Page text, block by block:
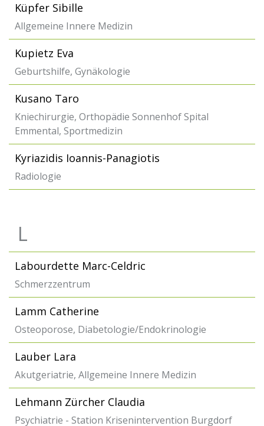
Küpfer Sibille
Allgemeine Innere Medizin
Kupietz Eva
Geburtshilfe, Gynäkologie
Kusano Taro
Kniechirurgie, Orthopädie Sonnenhof Spital
Emmental, Sportmedizin
Kyriazidis Ioannis-Panagiotis
Radiologie
L
Labourdette Marc-Celdric
Schmerzzentrum
Lamm Catherine
Osteoporose, Diabetologie/Endokrinologie
Lauber Lara
Akutgeriatrie, Allgemeine Innere Medizin
Lehmann Zürcher Claudia
Psychiatrie - Station Krisenintervention Burgdorf